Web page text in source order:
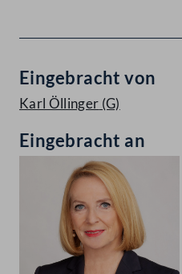
Eingebracht von
Karl Öllinger (G)
Eingebracht an